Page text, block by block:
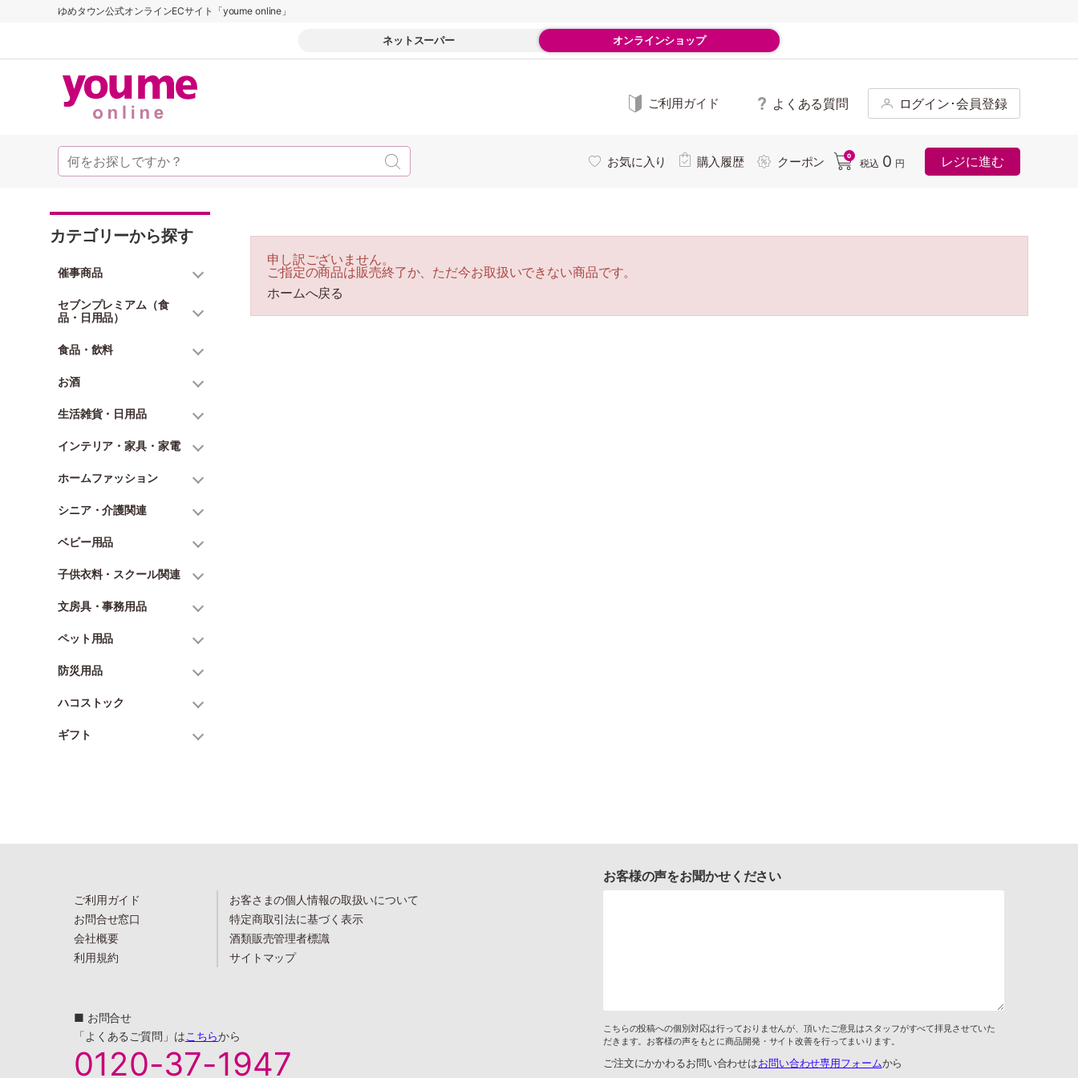
ゆめタウン公式オンラインECサイト「youme online」
ネットスーパー オンラインショップ
ご利用ガイド よくある質問 ログイン･会員登録
お気に入り 購入履歴 クーポン 0
税込 0 円 レジに進む
カテゴリーから探す
催事商品
セブンプレミアム（食
品・日用品）
食品・飲料
お酒
生活雑貨・日用品
インテリア・家具・家電
ホームファッション
シニア・介護関連
ベビー用品
子供衣料・スクール関連
文房具・事務用品
ペット用品
防災用品
ハコストック
ギフト
申し訳ございません。
ご指定の商品は販売終了か、ただ今お取扱いできない商品です。
ホームへ戻る
ご利用ガイド
お問合せ窓口
会社概要
利用規約
お客さまの個人情報の取扱いについて
特定商取引法に基づく表示
酒類販売管理者標識
サイトマップ
■ お問合せ
「よくあるご質問」はこちらから
0120-37-1947
お客様の声をお聞かせください
こちらの投稿への個別対応は行っておりませんが、頂いたご意見はスタッフがすべて拝見させていた
だきます。お客様の声をもとに商品開発・サイト改善を行ってまいります。
ご注文にかかわるお問い合わせはお問い合わせ専用フォームから